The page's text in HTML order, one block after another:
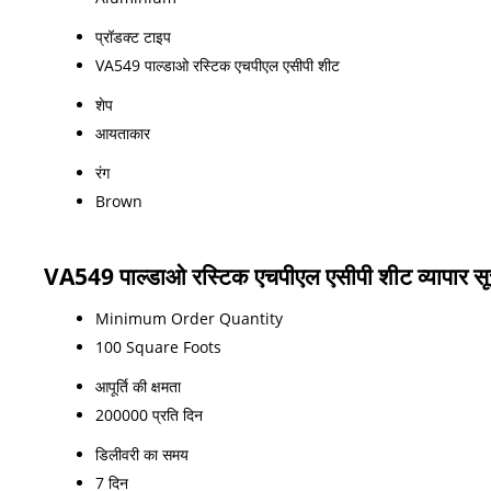
प्रॉडक्ट टाइप
VA549 पाल्डाओ रस्टिक एचपीएल एसीपी शीट
शेप
आयताकार
रंग
Brown
VA549 पाल्डाओ रस्टिक एचपीएल एसीपी शीट व्यापार
Minimum Order Quantity
100 Square Foots
आपूर्ति की क्षमता
200000 प्रति दिन
डिलीवरी का समय
7 दिन